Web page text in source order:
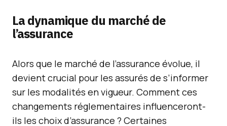
La dynamique du marché de
l’assurance
Alors que le marché de l’assurance évolue, il
devient crucial pour les assurés de s’informer
sur les modalités en vigueur. Comment ces
changements réglementaires influenceront-
ils les choix d’assurance ? Certaines